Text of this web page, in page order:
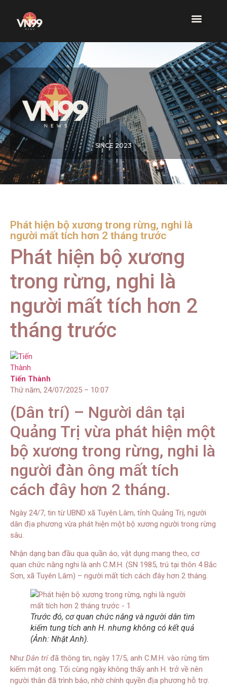
SINCE 2023
Phát hiện bộ xương trong rừng, nghi là
người mất tích hơn 2 tháng trước
Phát hiện bộ xương
trong rừng, nghi là
người mất tích hơn 2
tháng trước
Tiến Thành
Thứ năm, 24/07/2025 – 10:07
(Dân trí) – Người dân tại
Quảng Trị vừa phát hiện một
bộ xương trong rừng, nghi là
người đàn ông mất tích
cách đây hơn 2 tháng.
Ngày 24/7, tin từ UBND xã Tuyên Lâm, tỉnh Quảng Trị, người
dân địa phương vừa phát hiện một bộ xương người trong rừng
sâu.
Nhận dạng ban đầu qua quần áo, vật dụng mang theo, cơ
quan chức năng nghi là anh C.M.H. (SN 1985, trú tại thôn 4 Bắc
Sơn, xã Tuyên Lâm) – người mất tích cách đây hơn 2 tháng.
Trước đó, cơ quan chức năng và người dân tìm
kiếm tung tích anh H. nhưng không có kết quả
(Ảnh: Nhật Anh).
NhưDân tríđã thông tin, ngày 17/5, anh C.M.H. vào rừng tìm
kiếm mật ong. Tối cùng ngày không thấy anh H. trở về nên
người thân đã trình báo, nhờ chính quyền địa phương hỗ trợ.